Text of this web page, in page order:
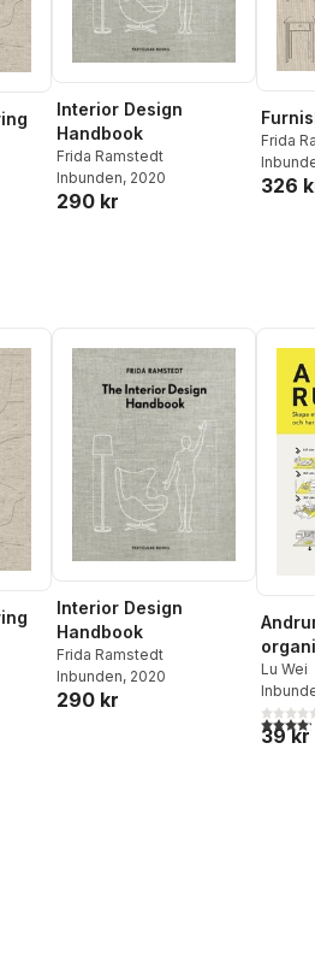
antal röster:
Interior Design
Handbook
Frida Ramstedt
Inbunden, 2020
290 kr
Frida
326
antal röster:
Interior Design
Handbook
Frida Ramstedt
Inbunden, 2020
290 kr
Lu Wei
4,2utav
39 kr